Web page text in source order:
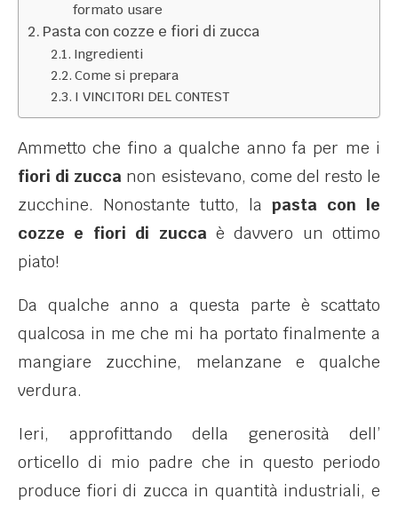
formato usare
Pasta con cozze e fiori di zucca
Ingredienti
Come si prepara
I VINCITORI DEL CONTEST
Ammetto che fino a qualche anno fa per me i
fiori di zucca non esistevano, come del resto le
zucchine. Nonostante tutto, la pasta con le
cozze e fiori di zucca è davvero un ottimo
piato!
Da qualche anno a questa parte è scattato
qualcosa in me che mi ha portato finalmente a
mangiare zucchine, melanzane e qualche
verdura.
Ieri, approfittando della generosità dell’
orticello di mio padre che in questo periodo
produce fiori di zucca in quantità industriali, e